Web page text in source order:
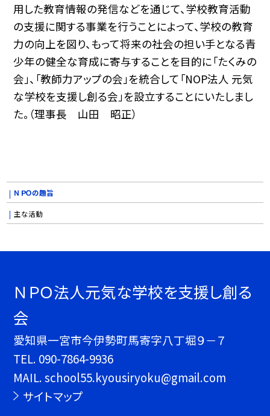
用した教育情報の発信などを通じて、学校教育活動
の支援に関する事業を行うことによって、学校の教育
力の向上を図り、もって将来の社会の担い手となる青
少年の健全な育成に寄与することを目的に「たくみの
会」、「教師力アップの会」を統合して「NOP法人 元気
な学校を支援し創る会」を設立することにいたしまし
た。（理事長 山田 昭正）
ＮＰＯの趣旨
主な活動
ＮＰＯ法人元気な学校を支援し創る
会
愛知県一宮市今伊勢町馬寄字八丁堀９－７
TEL. 090-7864-9936
MAIL. school55.kyousiryoku@gmail.com
サイトマップ